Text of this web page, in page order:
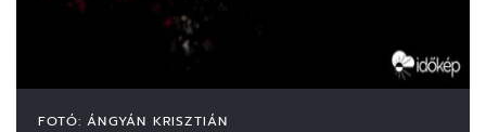
FOTÓ: ÁNGYÁN KRISZTIÁN